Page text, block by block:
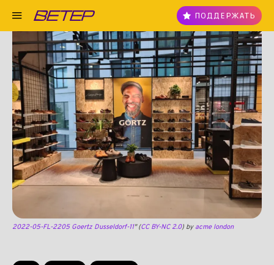
ПОДДЕРЖАТЬ
2022-05-FL-2205 Goertz Dusseldorf-11" (CC BY-NC 2.0) by acme london